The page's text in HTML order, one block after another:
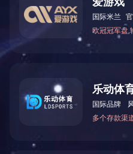
制冷循环